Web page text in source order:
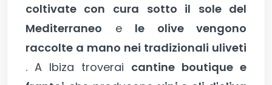
coltivate con cura sotto il sole del
Mediterraneo e le olive vengono
raccolte a mano nei tradizionali uliveti
. A Ibiza troverai cantine boutique e